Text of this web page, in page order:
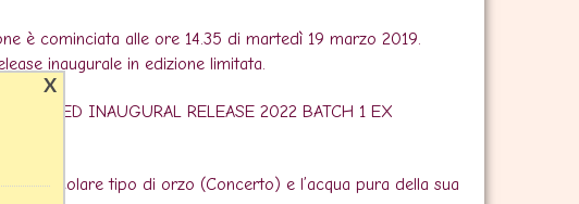
è cominciata alle ore 14.35 di martedì 19 marzo 2019.
inaugurale in edizione limitata.
PEATED INAUGURAL RELEASE 2022 BATCH 1 EX
particolare tipo di orzo (Concerto) e l’acqua pura della sua
X